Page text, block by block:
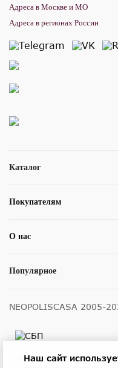
Каталог
Покупателям
О нас
Популярное
Адреса в Москве и МО
Адреса в регионах России
NEOPOLISCASA 2005-
Размещенные на
Наш сайт